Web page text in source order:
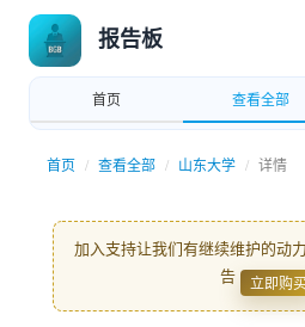
报告板
首页 查看全部
首页 查看全部 山东大学 详情
加入支持让我们有继续维护的动
告
立即购